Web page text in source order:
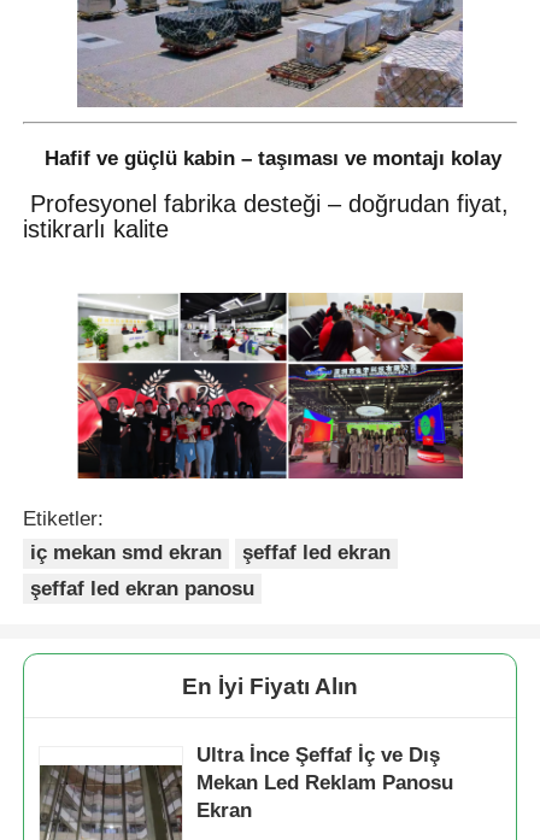
Hafif ve güçlü kabin – taşıması ve montajı kolay
Profesyonel fabrika desteği – doğrudan fiyat,
istikrarlı kalite
Etiketler:
iç mekan smd ekran
şeffaf led ekran
şeffaf led ekran panosu
En İyi Fiyatı Alın
Ultra İnce Şeffaf İç ve Dış
Mekan Led Reklam Panosu
Ekran